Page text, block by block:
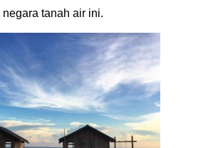
tanah air ini.